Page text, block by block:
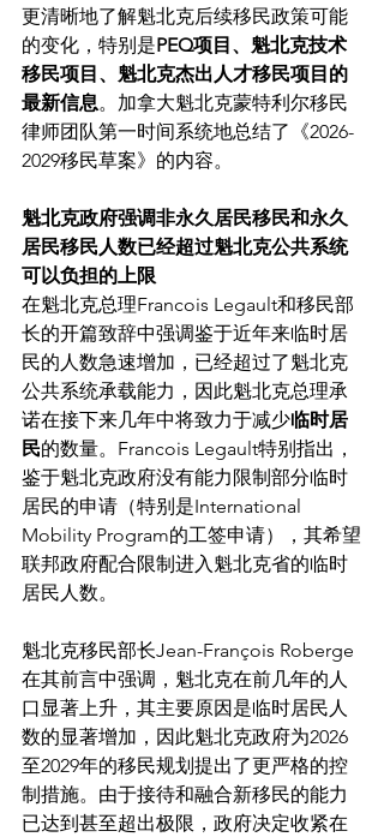
更清晰地了解魁北克后续移民政策可能
的变化，特别是PEQ项目、魁北克技术
移民项目、魁北克杰出人才移民项目的
最新信息。加拿大魁北克蒙特利尔移民
律师团队第一时间系统地总结了《2026-
2029移民草案》的内容。
魁北克政府强调非永久居民移民和永久
居民移民人数已经超过魁北克公共系统
可以负担的上限
在魁北克总理Francois Legault和移民部
长的开篇致辞中强调鉴于近年来临时居
民的人数急速增加，已经超过了魁北克
公共系统承载能力，因此魁北克总理承
诺在接下来几年中将致力于减少临时居
民的数量。Francois Legault特别指出，
鉴于魁北克政府没有能力限制部分临时
居民的申请（特别是International
Mobility Program的工签申请），其希望
联邦政府配合限制进入魁北克省的临时
居民人数。
魁北克移民部长Jean-François Roberge
在其前言中强调，魁北克在前几年的人
口显著上升，其主要原因是临时居民人
数的显著增加，因此魁北克政府为2026
至2029年的移民规划提出了更严格的控
制措施。由于接待和融合新移民的能力
已达到甚至超出极限，政府决定收紧在